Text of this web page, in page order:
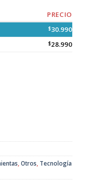
PRECIO
$30.990
$28.990
y Mástil Metálico
,Otros, Tecnología